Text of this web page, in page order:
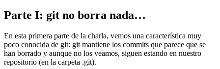
Parte I: git no borra nada…
En esta primera parte de la charla, vemos una característica muy
poco conocida de git: git mantiene los commits que parece que se
han borrado y aunque no los veamos, siguen estando en nuestro
repositorio (en la carpeta .git).